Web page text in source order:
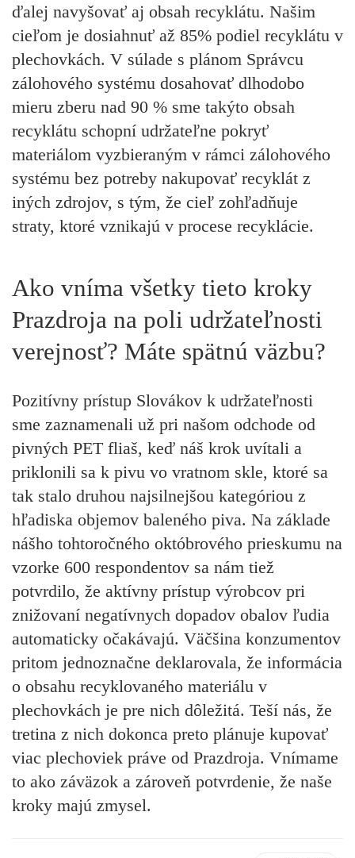
ďalej navyšovať aj obsah recyklátu. Našim
cieľom je dosiahnuť až 85% podiel recyklátu v
plechovkách. V súlade s plánom Správcu
zálohového systému dosahovať dlhodobo
mieru zberu nad 90 % sme takýto obsah
recyklátu schopní udržateľne pokryť
materiálom vyzbieraným v rámci zálohového
systému bez potreby nakupovať recyklát z
iných zdrojov, s tým, že cieľ zohľadňuje
straty, ktoré vznikajú v procese recyklácie.
Ako vníma všetky tieto kroky
Prazdroja na poli udržateľnosti
verejnosť? Máte spätnú väzbu?
Pozitívny prístup Slovákov k udržateľnosti
sme zaznamenali už pri našom odchode od
pivných PET fliaš, keď náš krok uvítali a
priklonili sa k pivu vo vratnom skle, ktoré sa
tak stalo druhou najsilnejšou kategóriou z
hľadiska objemov baleného piva. Na základe
nášho tohtoročného októbrového prieskumu na
vzorke 600 respondentov sa nám tiež
potvrdilo, že aktívny prístup výrobcov pri
znižovaní negatívnych dopadov obalov ľudia
automaticky očakávajú. Väčšina konzumentov
pritom jednoznačne deklarovala, že informácia
o obsahu recyklovaného materiálu v
plechovkách je pre nich dôležitá. Teší nás, že
tretina z nich dokonca preto plánuje kupovať
viac plechoviek práve od Prazdroja. Vnímame
to ako záväzok a zároveň potvrdenie, že naše
kroky majú zmysel.